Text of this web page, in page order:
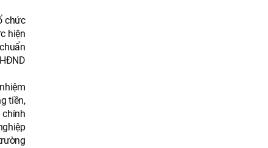
chức
hiện
tiền,